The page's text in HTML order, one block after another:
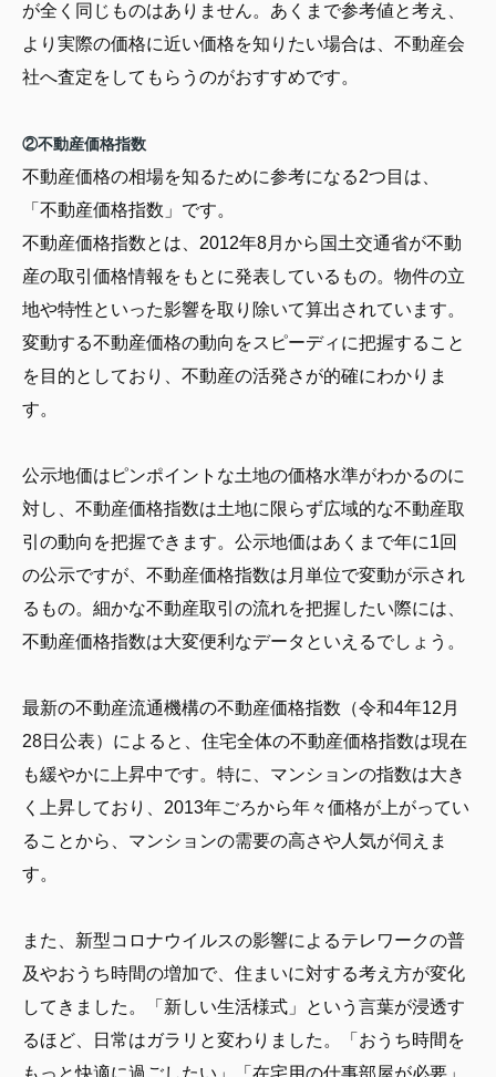
が全く同じものはありません。あくまで参考値と考え、
より実際の価格に近い価格を知りたい場合は、不動産会
社へ査定をしてもらうのがおすすめです。
②不動産価格指数
不動産価格の相場を知るために参考になる2つ目は、
「不動産価格指数」です。
不動産価格指数とは、2012年8月から国土交通省が不動
産の取引価格情報をもとに発表しているもの。物件の立
地や特性といった影響を取り除いて算出されています。
変動する不動産価格の動向をスピーディに把握すること
を目的としており、不動産の活発さが的確にわかりま
す。
公示地価はピンポイントな土地の価格水準がわかるのに
対し、不動産価格指数は土地に限らず広域的な不動産取
引の動向を把握できます。公示地価はあくまで年に1回
の公示ですが、不動産価格指数は月単位で変動が示され
るもの。細かな不動産取引の流れを把握したい際には、
不動産価格指数は大変便利なデータといえるでしょう。
最新の不動産流通機構の不動産価格指数（令和4年12月
28日公表）によると、住宅全体の不動産価格指数は現在
も緩やかに上昇中です。特に、マンションの指数は大き
く上昇しており、2013年ごろから年々価格が上がってい
ることから、マンションの需要の高さや人気が伺えま
す。
また、新型コロナウイルスの影響によるテレワークの普
及やおうち時間の増加で、住まいに対する考え方が変化
してきました。「新しい生活様式」という言葉が浸透す
るほど、日常はガラリと変わりました。「おうち時間を